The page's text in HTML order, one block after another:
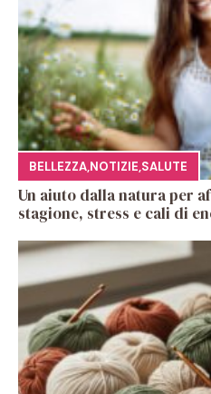
BELLEZZA,NOTIZIE,SALUTE
Un aiuto dalla natura per
stagione, stress e cali di